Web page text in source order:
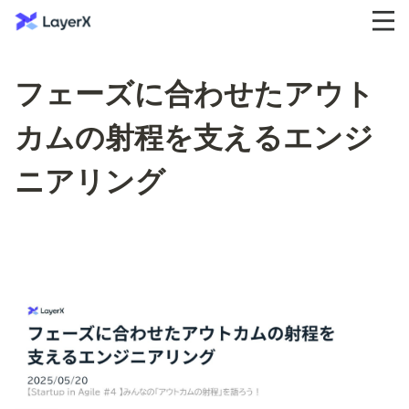
フェーズに合わせたアウト
カムの射程を支えるエンジ
ニアリング